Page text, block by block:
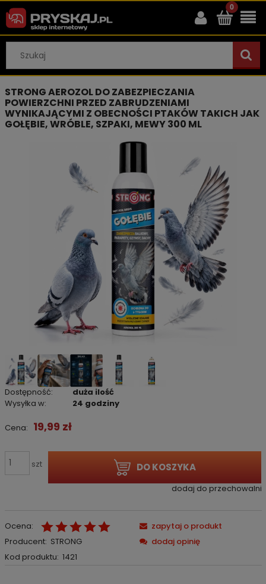
STRONG AEROZOL DO ZABEZPIECZANIA
POWIERZCHNI PRZED ZABRUDZENIAMI
WYNIKAJĄCYMI Z OBECNOŚCI PTAKÓW TAKICH JAK
GOŁĘBIE, WRÓBLE, SZPAKI, MEWY 300 ML
Dostępność:
duża ilość
Wysyłka w:
24 godziny
Cena: 19,99 zł
szt DO KOSZYKA
dodaj do przechowalni
Ocena:
Producent: STRONG
Kod produktu: 1421
zapytaj o produkt
dodaj opinię